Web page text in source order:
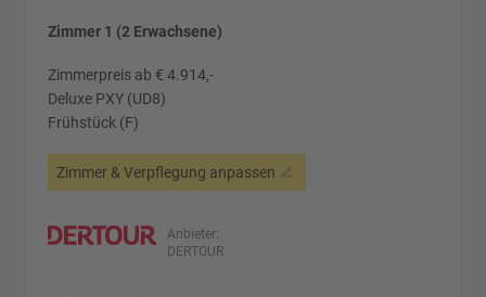
Zimmer 1 (2 Erwachsene)
Zimmerpreis ab € 4.914,-
Deluxe PXY (UD8)
Frühstück (F)
Zimmer & Verpflegung anpassen
Anbieter:
DERTOUR